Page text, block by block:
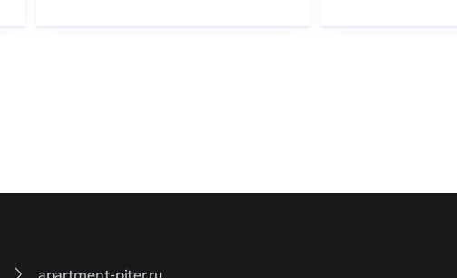
apartment-piter.ru